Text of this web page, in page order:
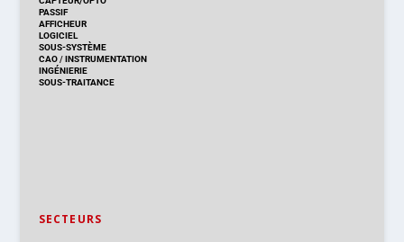
PASSIF
AFFICHEUR
LOGICIEL
SOUS-SYSTÈME
CAO/INSTRUMENTATION
INGÉNIERIE
SOUS-TRAITANCE
SECTEURS